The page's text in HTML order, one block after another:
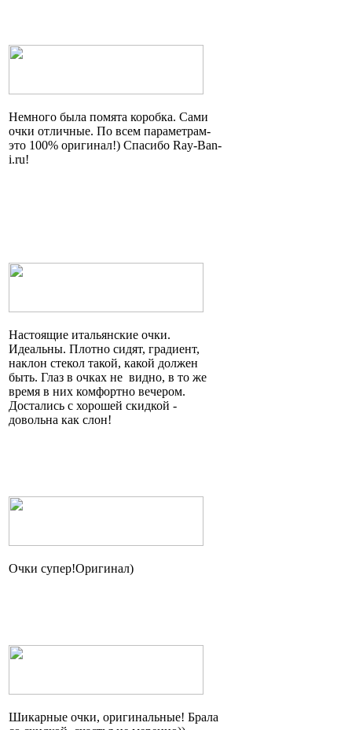
Немного была помята коробка. Сами
очки отличные. По всем параметрам-
это 100% оригинал!) Спасибо Ray-Ban-
i.ru!
Настоящие итальянские очки.
Идеальны. Плотно сидят, градиент,
наклон стекол такой, какой должен
быть. Глаз в очках не видно, в то же
время в них комфортно вечером.
Достались с хорошей скидкой -
довольна как слон!
Очки супер!Оригинал)
Шикарные очки, оригинальные! Брала